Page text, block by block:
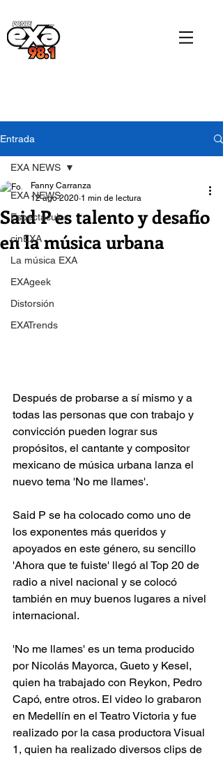
Entrada
EXA NEWS
Espectáculos
cinEXA
La música EXA
EXAgeek
Distorsión
EXATrends
EXA NEWS
Said P es talento y desafío
en la música urbana
Fanny Carranza
12 ago 2020 1 min de lectura
Después de probarse a sí mismo y a
todas las personas que con trabajo y
convicción pueden lograr sus
propósitos, el cantante y compositor
mexicano de música urbana lanza el
nuevo tema 'No me llames'.
Said P se ha colocado como uno de
los exponentes más queridos y
apoyados en este género, su sencillo
'Ahora que te fuiste' llegó al Top 20 de
radio a nivel nacional y se colocó
también en muy buenos lugares a nivel
internacional.
'No me llames' es un tema producido
por Nicolás Mayorca, Gueto y Kesel,
quien ha trabajado con Reykon, Pedro
Capó, entre otros. El video lo grabaron
en Medellín en el Teatro Victoria y fue
realizado por la casa productora Visual
1, quien ha realizado diversos clips de